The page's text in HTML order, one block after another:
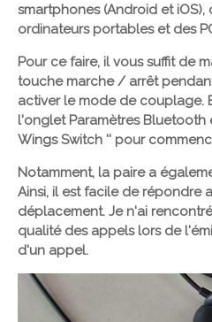
smartphones (Android et iOS),
ordinateurs portables et des
Pour ce faire, il vous suffit de
touche marche / arrêt
activer le mode de couplage.
l'onglet Paramètres Bluetooth
Wings Switch '' pour
Notamment, la paire a
Ainsi, il est facile de répondre
déplacement. Je n'ai
qualité des appels lors de
d'un appel.